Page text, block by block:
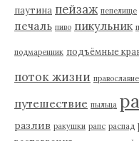
паутина пейзаж пепелище
печаль пиво пикульник
подмаренник подъёмные
поток жизни православие
путешествие пыльца
разлив ракушки рапс распад